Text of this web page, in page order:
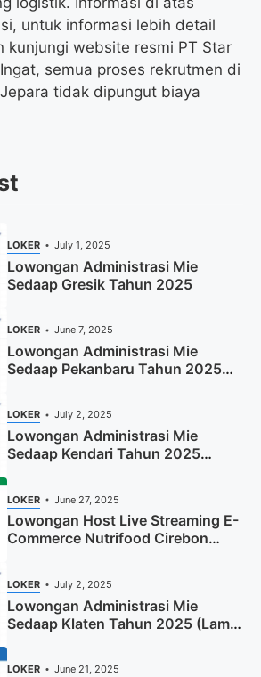
untuk informasi lebih detail
kunjungi website resmi PT Star
semua proses rekrutmen di
tidak dipungut biaya
LOKER July 1, 2025
Lowongan Administrasi Mie
Sedaap Gresik Tahun 2025
LOKER June 7, 2025
Lowongan Administrasi Mie
Sedaap Pekanbaru Tahun 2025
LOKER July 2, 2025
Lowongan Administrasi Mie
Sedaap Kendari Tahun 2025
LOKER June 27, 2025
Lowongan Host Live Streaming E-
Commerce Nutrifood Cirebon
LOKER July 2, 2025
Lowongan Administrasi Mie
Sedaap Klaten Tahun 2025 (Lamar
LOKER June 21, 2025